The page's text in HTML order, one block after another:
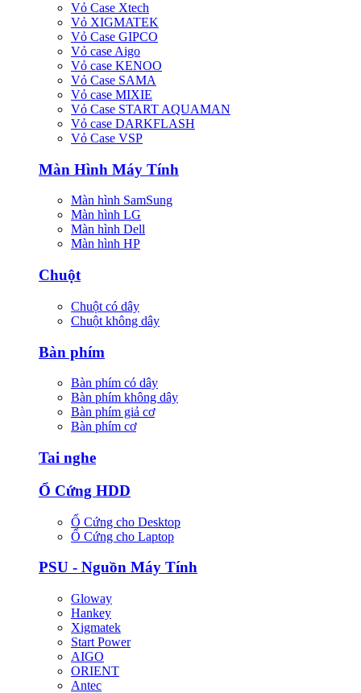
Vỏ Case Xtech
Vỏ XIGMATEK
Vỏ Case GIPCO
Vỏ case Aigo
Vỏ case KENOO
Vỏ Case SAMA
Vỏ case MIXIE
Vỏ Case START AQUAMAN
Vỏ case DARKFLASH
Vỏ Case VSP
Màn Hình Máy Tính
Màn hình SamSung
Màn hình LG
Màn hình Dell
Màn hình HP
Chuột
Chuột có dây
Chuột không dây
Bàn phím
Bàn phím có dây
Bàn phím không dây
Bàn phím giả cơ
Bàn phím cơ
Tai nghe
Ổ Cứng HDD
Ổ Cứng cho Desktop
Ổ Cứng cho Laptop
PSU - Nguồn Máy Tính
Gloway
Hankey
Xigmatek
Start Power
AIGO
ORIENT
Antec